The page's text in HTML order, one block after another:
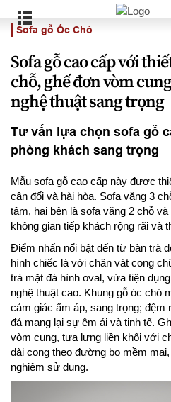
Sofa gỗ Óc Chó
Sofa gỗ cao cấp với
chỗ, ghế đơn vòm
nghệ thuật sang trọng
Tư vấn lựa chọn sofa gỗ
phòng khách sang trọng
Mẫu sofa gỗ cao cấp này được
cân đối và hài hòa. Sofa văng 3
tâm, hai bên là sofa văng 2 chỗ
không gian tiếp khách rộng rãi và
Điểm nhấn nổi bật đến từ bàn trà
hình chiếc lá với chân vát cong
trà mặt đá hình oval, vừa tiện
nghệ thuật cao. Khung gỗ óc chó
cảm giác ấm áp, sang trọng; đệm
đá mang lại sự êm ái và tinh tế.
vòm cung, tựa lưng liền khối với
dài cong theo đường bo mềm
nghiệm sử dụng.